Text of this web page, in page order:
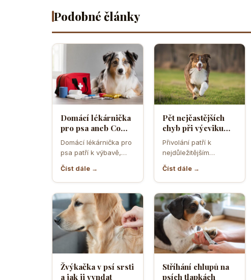
Podobné články
Domácí lékárnička
pro psa aneb Co
musíte mít po ruce
pro případ nouze
Domácí lékárnička pro
psa patří k výbavě,
rozhodující chvíli
ušetřit čas,…
Číst dále →
Pět nejčastějších
chyb při výcviku
přivolání které dělá
většina pejskařů
Přivolání patří k
nejdůležitějším
protože rozhoduje o
bezpečí, pohodě i o
tom,…
Číst dále →
Žvýkačka v psí srsti
a jak ji vyndat
Stříhání chlupů na
psích tlapkách